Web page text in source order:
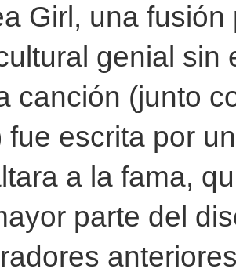
Girl, una
genial sin
canción (junto
fue escrita por
a la fama,
parte del